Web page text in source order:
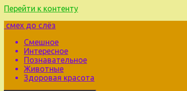
Перейти к контенту
смех до слёз
Смешное
Интересное
Познавательное
Животные
Здоровая красота